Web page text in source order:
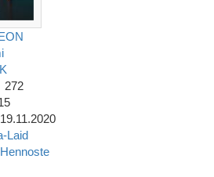
272
19.11.2020
Laid